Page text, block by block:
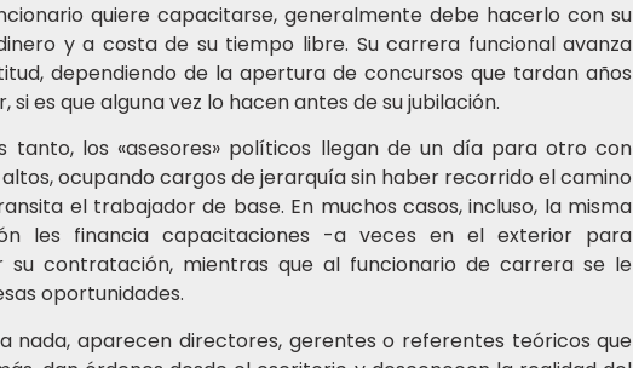
quiere capacitarse, generalmente debe hacerlo con su
y a costa de su tiempo libre. Su carrera funcional avanza
dependiendo de la apertura de concursos que tardan años
si es que alguna vez lo hacen antes de su jubilación.
tanto, los «asesores» políticos llegan de un día para otro con
ocupando cargos de jerarquía sin haber recorrido el camino
el trabajador de base. En muchos casos, incluso, la misma
les financia capacitaciones -a veces en el exterior para
su contratación, mientras que al funcionario de carrera se le
oportunidades.
nada, aparecen directores, gerentes o referentes teóricos que